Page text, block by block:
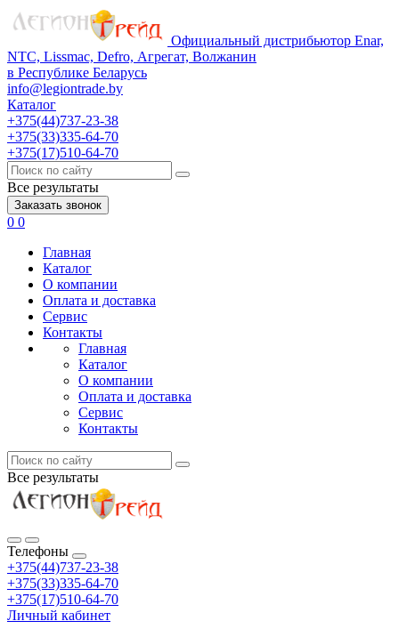
Официальный дистрибьютор Enar,
NTC, Lissmac, Defro, Агрегат, Волжанин
в Республике Беларусь
info@legiontrade.by
Каталог
+375(44)737-23-38
+375(33)335-64-70
+375(17)510-64-70
Все результаты
Заказать звонок
0 0
Главная
Каталог
О компании
Оплата и доставка
Сервис
Контакты
Главная
Каталог
О компании
Оплата и доставка
Сервис
Контакты
Все результаты
Телефоны
+375(44)737-23-38
+375(33)335-64-70
+375(17)510-64-70
Личный кабинет